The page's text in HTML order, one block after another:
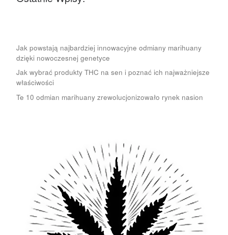
Jak powstają najbardziej innowacyjne odmiany marihuany
dzięki nowoczesnej genetyce
Jak wybrać produkty THC na sen i poznać ich najważniejsze
właściwości
Te 10 odmian marihuany zrewolucjonizowało rynek nasion